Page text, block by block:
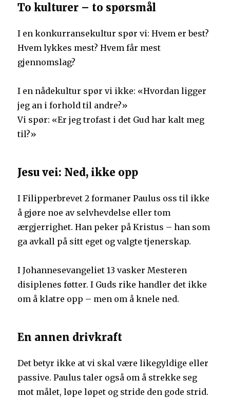
To kulturer – to spørsmål
I en konkurransekultur spør vi: Hvem er best?
Hvem lykkes mest? Hvem får mest
gjennomslag?
I en nådekultur spør vi ikke: «Hvordan ligger
jeg an i forhold til andre?»
Vi spør: «Er jeg trofast i det Gud har kalt meg
til?»
Jesu vei: Ned, ikke opp
I Filipperbrevet 2 formaner Paulus oss til ikke
å gjøre noe av selvhevdelse eller tom
ærgjerrighet. Han peker på Kristus – han som
ga avkall på sitt eget og valgte tjenerskap.
I Johannesevangeliet 13 vasker Mesteren
disiplenes føtter. I Guds rike handler det ikke
om å klatre opp – men om å knele ned.
En annen drivkraft
Det betyr ikke at vi skal være likegyldige eller
passive. Paulus taler også om å strekke seg
mot målet, løpe løpet og stride den gode strid.